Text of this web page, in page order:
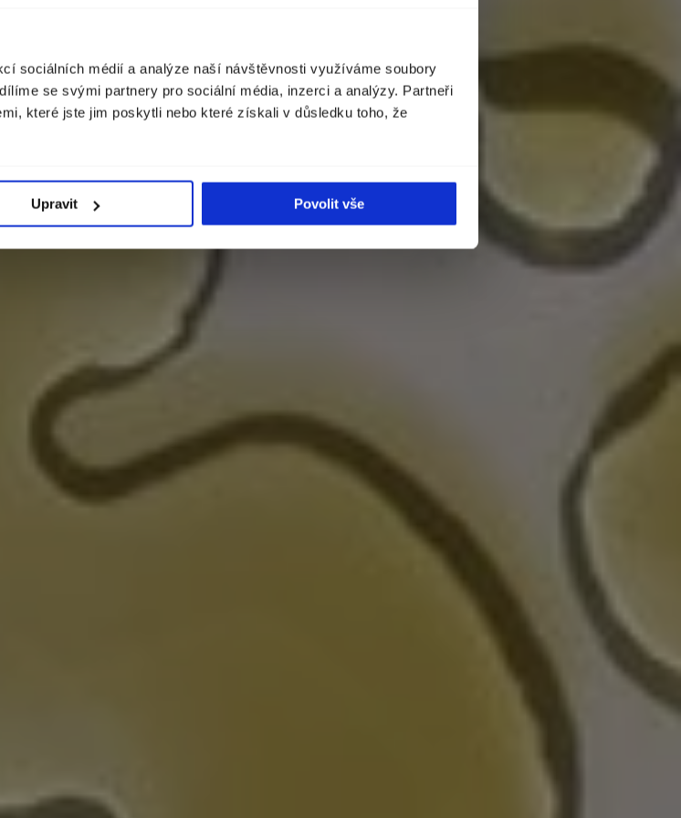
sociálních médií a analýze naší návštěvnosti využíváme soubory
se svými partnery pro sociální média, inzerci a analýzy. Partneři
které jste jim poskytli nebo které získali v důsledku toho, že
Upravit Povolit vše
Slovensko (€)